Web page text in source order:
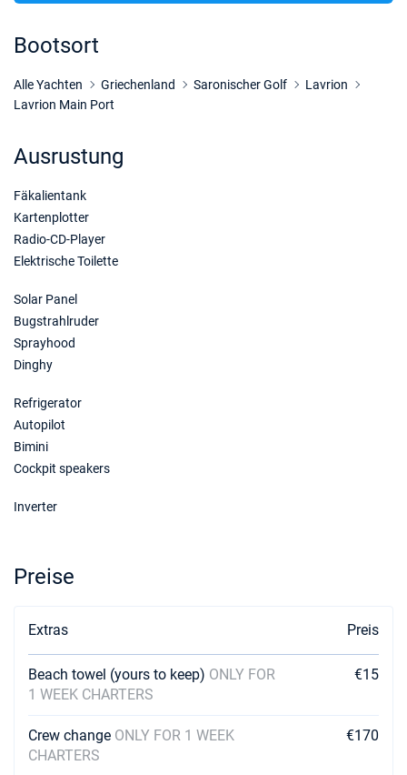
05/12/2026 - 12/12/2026
Buchen Sie diese Yacht
Bootsort
Alle Yachten Griechenland Saronischer Golf
Lavrion
Lavrion Main Port
Ausrustung
Fäkalientank
Kartenplotter
Radio-CD-Player
Elektrische Toilette
Solar Panel
Bugstrahlruder
Sprayhood
Dinghy
Refrigerator
Autopilot
Bimini
Cockpit speakers
Inverter
Preise
Extras Preis
Beach towel (yours to keep) ONLY FOR
1 WEEK CHARTERS
€15
Crew change ONLY FOR 1 WEEK
CHARTERS
€170